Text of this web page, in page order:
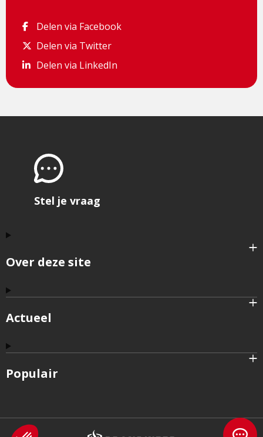
Delen via Facebook
Delen via Facebook
Delen via Twitter
Delen via Twitter
Delen via LinkedIn
Delen via LinkedIn
Over deze site
Actueel
Populair
Stel je vraag